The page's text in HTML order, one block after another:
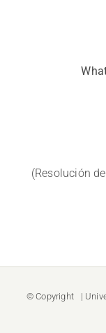
(Resolución
© Copyright |